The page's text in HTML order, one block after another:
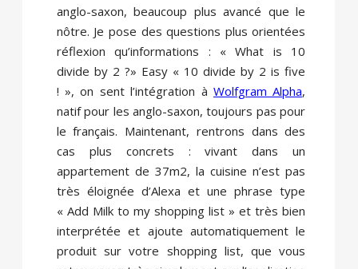
anglo-saxon, beaucoup plus avancé que le
nôtre. Je pose des questions plus orientées
réflexion qu’informations : « What is 10
divide by 2 ?» Easy « 10 divide by 2 is five
! », on sent l’intégration à Wolfgram Alpha,
natif pour les anglo-saxon, toujours pas pour
le français. Maintenant, rentrons dans des
cas plus concrets : vivant dans un
appartement de 37m2, la cuisine n’est pas
très éloignée d’Alexa et une phrase type
« Add Milk to my shopping list » et très bien
interprétée et ajoute automatiquement le
produit sur votre shopping list, que vous